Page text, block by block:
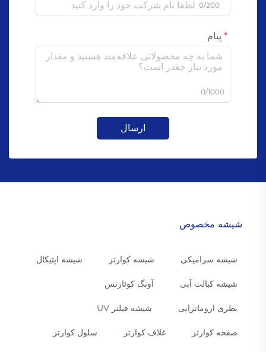
0/200
پیام
0/1000
ارسال
شیشه مخصوص
شیشه سرامیکی شیشه کوارتز شیشه اپتیکال
شیشه کبالت آبی آونگ کوئارتس
بطری اروماتراپی شیشه فیلتر UV
صفحه کوارتز غلاف کوارتز سلول کوارتز